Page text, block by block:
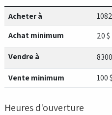
Acheter à
Achat minimum 20 $
Vendre à
Vente minimum 100 $
Heures d'ouverture